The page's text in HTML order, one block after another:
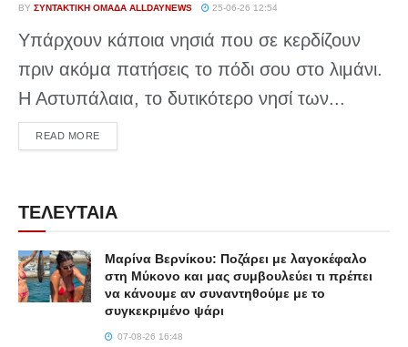
BY ΣΥΝΤΑΚΤΙΚΉ ΟΜΆΔΑ ALLDAYNEWS 25-06-26 12:54
Υπάρχουν κάποια νησιά που σε κερδίζουν
πριν ακόμα πατήσεις το πόδι σου στο λιμάνι.
Η Αστυπάλαια, το δυτικότερο νησί των...
READ MOREDETAILS
ΤΕΛΕΥΤΑΙΑ
Μαρίνα Βερνίκου: Ποζάρει με λαγοκέφαλο
στη Μύκονο και μας συμβουλεύει τι πρέπει
να κάνουμε αν συναντηθούμε με το
συγκεκριμένο ψάρι
07-08-26 16:48